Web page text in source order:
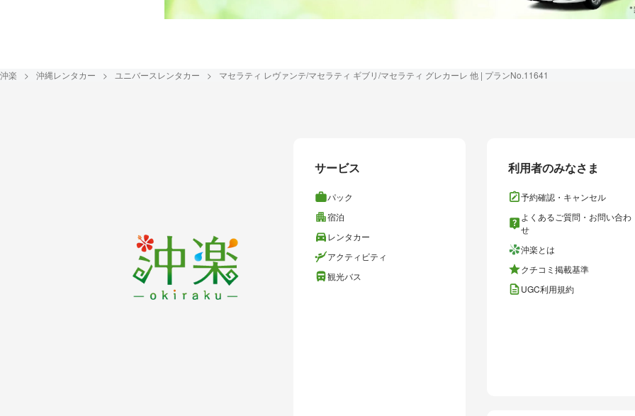
沖楽 沖縄レンタカー ユニバースレンタカー マセラティ レヴァンテ/マセラティ ギブリ/マセラティ グレカーレ 他 | プランNo.11641
サービス
パック
宿泊
レンタカー
アクティビティ
観光バス
利用者のみなさま
予約確認・キャンセル
よくあるご質問・お問い合わ
せ
沖楽とは
クチコミ掲載基準
UGC利用規約